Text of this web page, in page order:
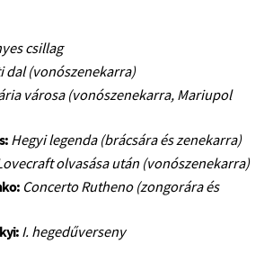
KÖZPONT ÉS KÖNYVTÁR
2019
csillag
dal (vonószenekarra)
városa (vonószenekarra, Mariupol
Hegyi legenda (brácsára és zenekarra)
olvasása után (vonószenekarra)
Concerto Rutheno (zongorára és
I. hegedűverseny